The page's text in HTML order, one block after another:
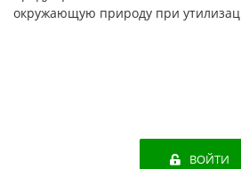
окружающую природу при
ВОЙТИ